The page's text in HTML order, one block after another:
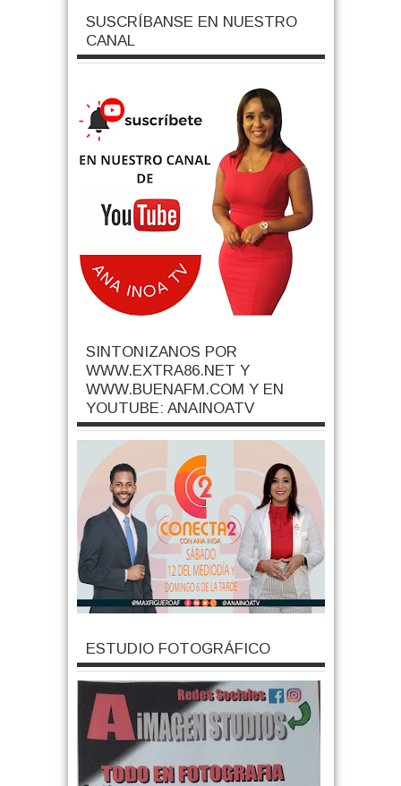
SUSCRÍBANSE EN NUESTRO
CANAL
SINTONIZANOS POR
WWW.EXTRA86.NET Y
WWW.BUENAFM.COM Y EN
YOUTUBE: ANAINOATV
ESTUDIO FOTOGRÁFICO